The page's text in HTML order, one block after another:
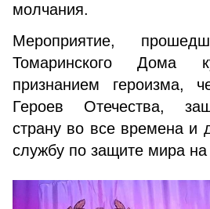
молчания.
Мероприятие,
Томаринского Дома
признанием героизма,
Героев Отечества,
страну во все времена и
службу по защите мира